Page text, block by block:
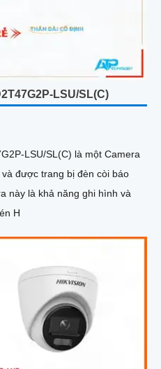
LSU/SL(C)
LSU/SL(C) là một Camera
được trang bị đèn còi báo
H